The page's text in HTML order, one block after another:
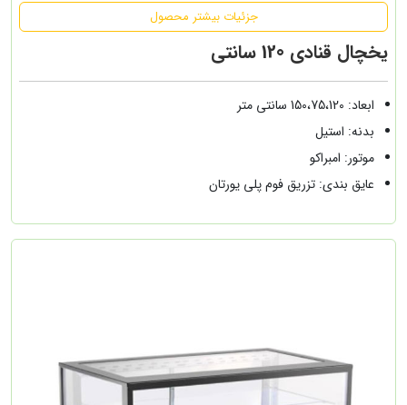
جزئیات بیشتر محصول
یخچال قنادی 120 سانتی
ابعاد: 150،75،120 سانتی متر
بدنه: استیل
موتور: امبراکو
عایق بندی: تزریق فوم پلی یورتان